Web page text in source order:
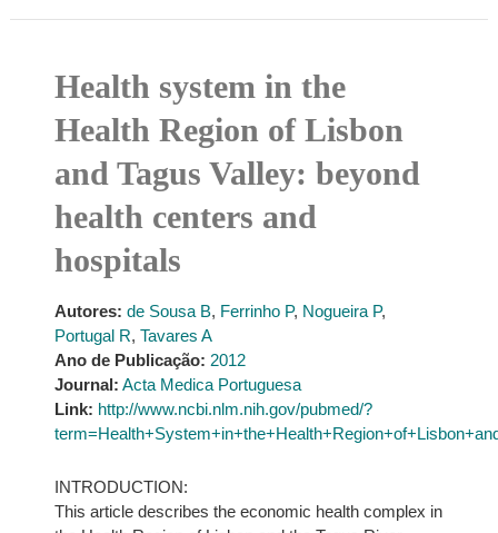
Health system in the
Health Region of Lisbon
and Tagus Valley: beyond
health centers and
hospitals
Autores: de Sousa B, Ferrinho P, Nogueira P,
Portugal R, Tavares A
Ano de Publicação: 2012
Journal: Acta Medica Portuguesa
Link: http://www.ncbi.nlm.nih.gov/pubmed/?
INTRODUCTION:
This article describes the economic health complex in